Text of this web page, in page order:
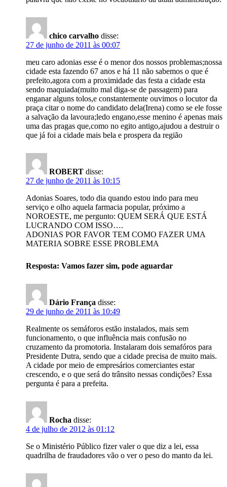
chico carvalho disse:
27 de junho de 2011 às 00:07
meu caro adonias esse é o menor dos nossos problemas;nossa
cidade esta fazendo 67 anos e há 11 não sabemos o que é
prefeito,agora com a proximidade das festa a cidade esta
sendo maquiada(muito mal diga-se de passagem) para
enganar alguns tolos,e constantemente ouvimos o locutor da
praça citar o nome do candidato dela(Irena) como se ele fosse
a salvação da lavoura;ledo engano,esse menino é apenas mais
uma das pragas que,como no egito antigo,ajudou a destruir o
que já foi a cidade mais bela e prospera da região
ROBERT disse:
27 de junho de 2011 às 10:15
Adonias Soares, todo dia quando estou indo para meu
serviço e olho aquela farmacia popular, próximo a
NOROESTE, me pergunto: QUEM SERÁ QUE ESTÁ
LUCRANDO COM ISSO….
ADONIAS POR FAVOR TEM COMO FAZER UMA
MATERIA SOBRE ESSE PROBLEMA
Resposta: Vamos fazer sim, pode aguardar
Dário França disse:
29 de junho de 2011 às 10:49
Realmente os semáforos estão instalados, mais sem
funcionamento, o que influência mais confusão no
cruzamento da promotoria. Instalaram dois semafóros para
Presidente Dutra, sendo que a cidade precisa de muito mais.
A cidade por meio de empresários comerciantes estar
crescendo, e o que será do trânsito nessas condições? Essa
pergunta é para a prefeita.
Rocha disse:
4 de julho de 2012 às 01:12
Se o Ministério Público fizer valer o que diz a lei, essa
quadrilha de fraudadores vão o ver o peso do manto da lei.